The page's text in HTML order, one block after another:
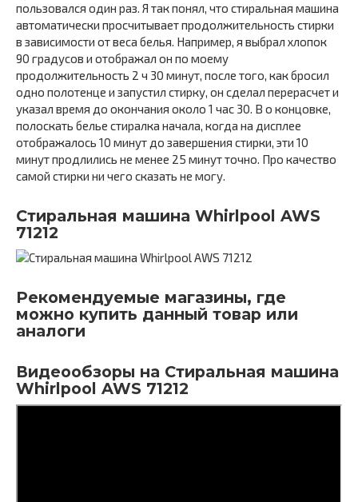
пользовался один раз. Я так понял, что стиральная машина
автоматически просчитывает продолжительность стирки
в зависимости от веса белья. Например, я выбрал хлопок
90 градусов и отображал он по моему
продолжительность 2 ч 30 минут, после того, как бросил
одно полотенце и запустил стирку, он сделал перерасчет и
указал время до окончания около 1 час 30. В о концовке,
полоскать белье стиралка начала, когда на дисплее
отображалось 10 минут до завершения стирки, эти 10
минут продлились не менее 25 минут точно. Про качество
самой стирки ни чего сказать не могу.
Стиральная машина Whirlpool AWS
71212
Рекомендуемые магазины, где
можно купить данный товар или
аналоги
Видеообзоры на Стиральная машина
Whirlpool AWS 71212